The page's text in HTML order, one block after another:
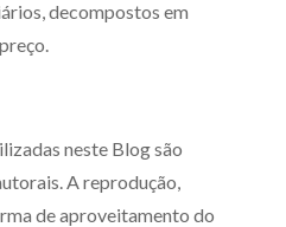
decompostos em
neste Blog são
A reprodução,
de aproveitamento do